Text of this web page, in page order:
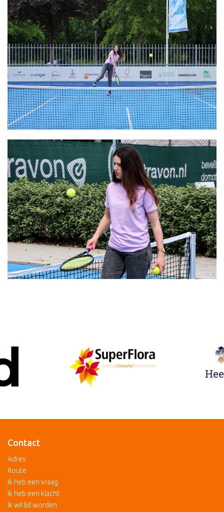
Contact
Adres
Route
Ik heb een vraag
Ik heb een klacht
Ik wil lid worden